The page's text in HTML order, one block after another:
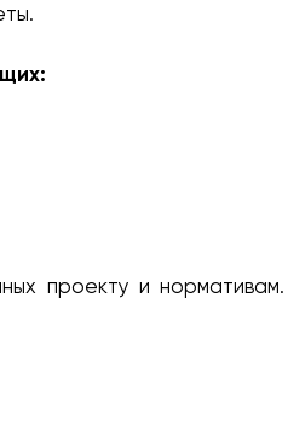
проекту и